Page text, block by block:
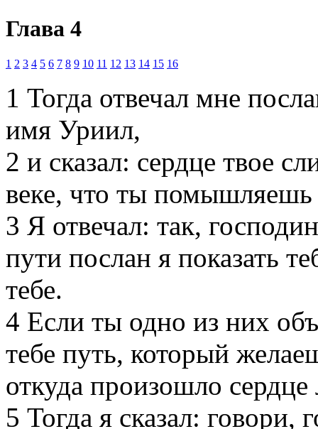
Глава 4
1 2 3 4 5 6 7 8 9 10 11 12 13 14 15 16
1 Тогда отвечал мне
имя Уриил,
2 и сказал: сердце твое
веке, что ты помышляешь
3 Я отвечал: так,
пути послан я показать
тебе.
4 Если ты одно из них
тебе путь, который
откуда произошло сердце
5 Тогда я сказал: